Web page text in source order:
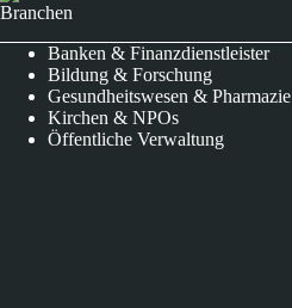
Branchen
Banken & Finanzdienstleister
Bildung & Forschung
Gesundheitswesen & Pharmazie
Kirchen & NPOs
Öffentliche Verwaltung